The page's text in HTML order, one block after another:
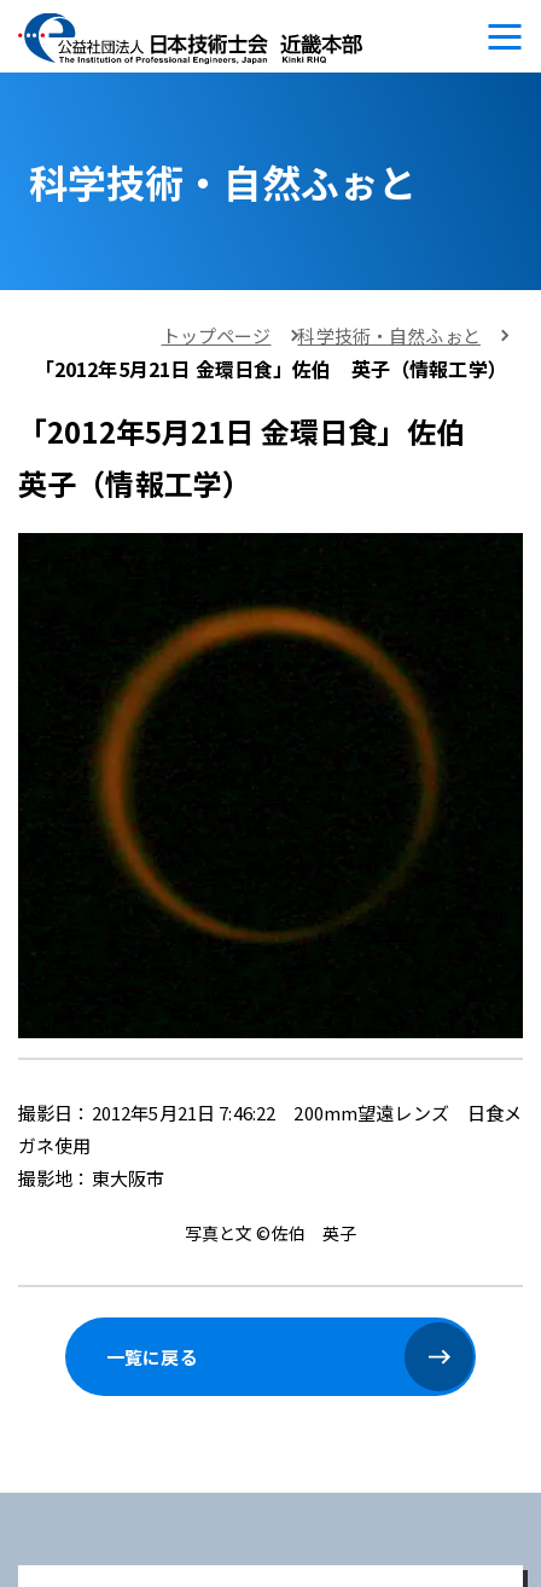
科学技術・自然ふぉと
トップページ 科学技術・自然ふぉと
「2012年5月21日 金環日食」佐伯 英子（情報工学）
「2012年5月21日 金環日食」佐伯
英子（情報工学）
撮影日：2012年5月21日 7:46:22 200mm望遠レンズ 日食メ
ガネ使用
撮影地：東大阪市
写真と文 ©佐伯 英子
一覧に戻る